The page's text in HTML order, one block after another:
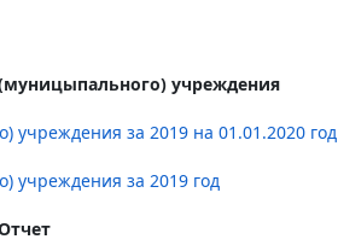
(муницыпального) учреждения
учреждения за 2019 на 01.01.2020 год
учреждения за 2019 год